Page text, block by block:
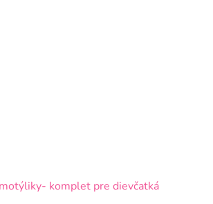
komplet pre dievčatká